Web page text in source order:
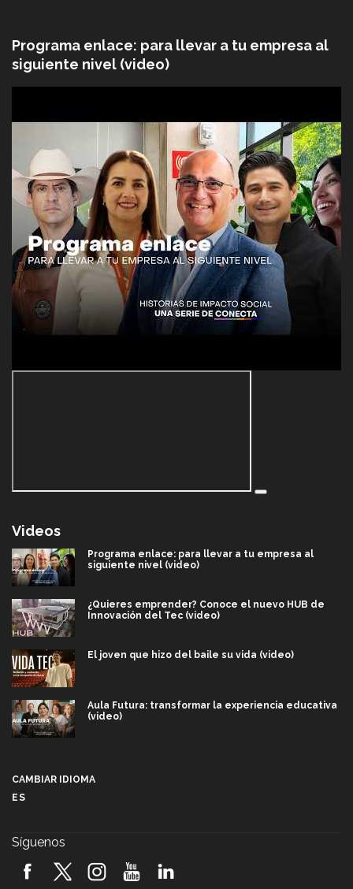
Programa enlace: para llevar a tu empresa al
siguiente nivel (video)
Videos
Programa enlace: para llevar a tu empresa al
siguiente nivel (video)
¿Quieres emprender? Conoce el nuevo HUB de
Innovación del Tec (video)
El joven que hizo del baile su vida (video)
Aula Futura: transformar la experiencia educativa
(video)
2026! (video)
CAMBIAR IDIOMA
ES
Síguenos